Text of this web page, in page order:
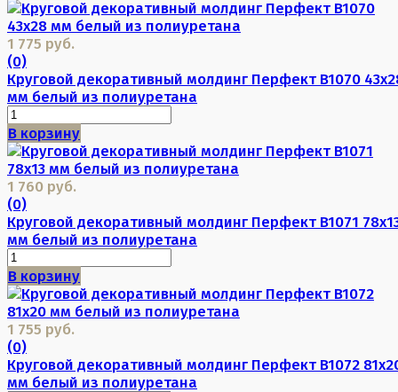
1 775 руб.
(0)
Круговой декоративный молдинг Перфект B1070
мм белый из полиуретана
В корзину
1 760 руб.
(0)
Круговой декоративный молдинг Перфект B1071
мм белый из полиуретана
В корзину
1 755 руб.
(0)
Круговой декоративный молдинг Перфект B1072
мм белый из полиуретана